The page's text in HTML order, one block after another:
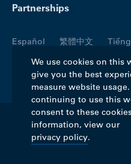
Partnerships
Español 繁體中文
Русский
العربية Kreyòl
Polski
日本語 Italiano
©2026 Blue Cross
rights reserved.
We use cookies on this
give you the best
measure website
continuing to use this
consent to these
information, view our
privacy policy.